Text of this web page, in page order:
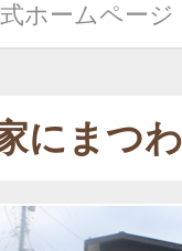
ホームページ
にまつ